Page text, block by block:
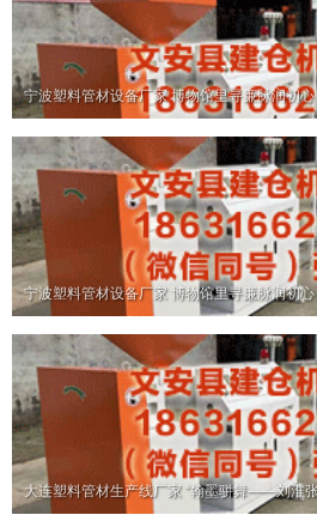
宁波塑料管材设备厂家 博物馆里寻廉脉润初心
宁波塑料管材设备厂家 博物馆里寻廉脉润初心
大连塑料管材生产线厂家 “翰墨骈舞——刘淮